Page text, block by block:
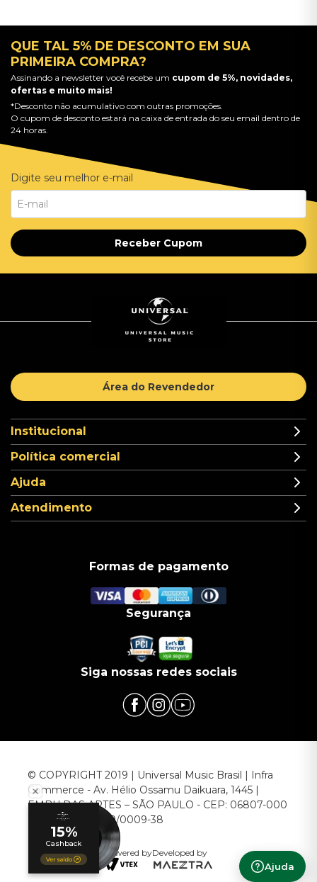
Ajuda
QUE TAL 5% DE DESCONTO EM SUA
PRIMEIRA COMPRA?
Assinando a newsletter você recebe um cupom de 5%, novidades,
ofertas e muito mais!
*Desconto não acumulativo com outras promoções.
O cupom de desconto estará na caixa de entrada do seu email dentro de
24 horas.
Digite seu melhor e-mail
Receber Cupom
Área do Revendedor
Institucional
Política comercial
Ajuda
Atendimento
Formas de pagamento
Segurança
Siga nossas redes sociais
© COPYRIGHT 2019 | Universal Music Brasil | Infra
Commerce - Av. Hélio Ossamu Daikuara, 1445 |
EMBU DAS ARTES – SÃO PAULO - CEP: 06807-000
CNPJ: 00.952.789/0009-38
Powered byDeveloped by